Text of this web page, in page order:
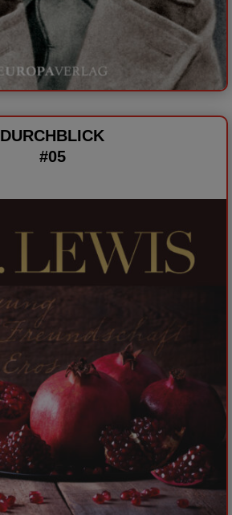
DURCHBLICK
#05